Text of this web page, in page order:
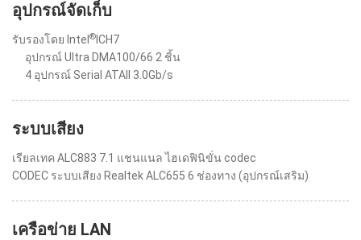
อุปกรณ์จัดเก็บ
รับรองโดย Intel ® ICH7
อุปกรณ์ Ultra DMA100/66 2 ชิ้น
4 อุปกรณ์ Serial ATAII 3.0Gb/s
ระบบเสียง
เรียลเทค ALC883 7.1 แชนแนล ไฮเดฟินิขั่น codec
CODEC ระบบเสียง Realtek ALC655 6 ช่องทาง (อุปกรณ์เสริม)
เครือข่าย LAN